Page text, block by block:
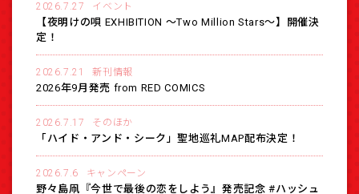
2026.7.27 イベント
【夜明けの唄 EXHIBITION 〜Two Million Stars〜】開催決
定！
2026.7.21 新刊情報
2026年9月発売 from RED COMICS
2026.7.17 そのほか
「ハイド・アンド・シーク」聖地巡礼MAP配布決定！
2026.7.6 キャンペーン
野々島凧『今世で最後の恋をしよう』発売記念 #ハッシュ